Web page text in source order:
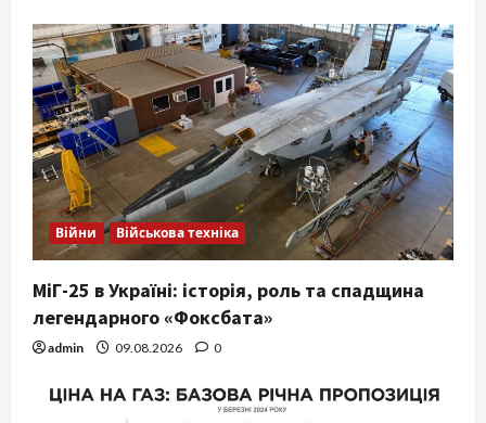
Війни Військова техніка
МіГ-25 в Україні: історія, роль та спадщина
легендарного «Фоксбата»
admin 09.08.2026 0